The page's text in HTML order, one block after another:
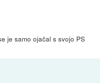
je samo ojačal s svojo PS